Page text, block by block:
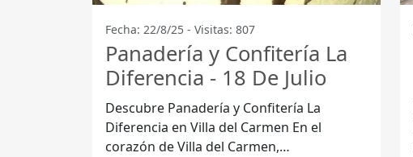
Fecha: 22/8/25 - Visitas: 807
Panadería y Confitería La
Diferencia - 18 De Julio
Descubre Panadería y Confitería La
Diferencia en Villa del Carmen En el
corazón de Villa del Carmen,